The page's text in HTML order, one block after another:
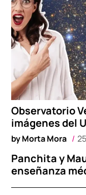
Observatorio
imágenes del
byMorta Mora
Panchita y
enseñanza